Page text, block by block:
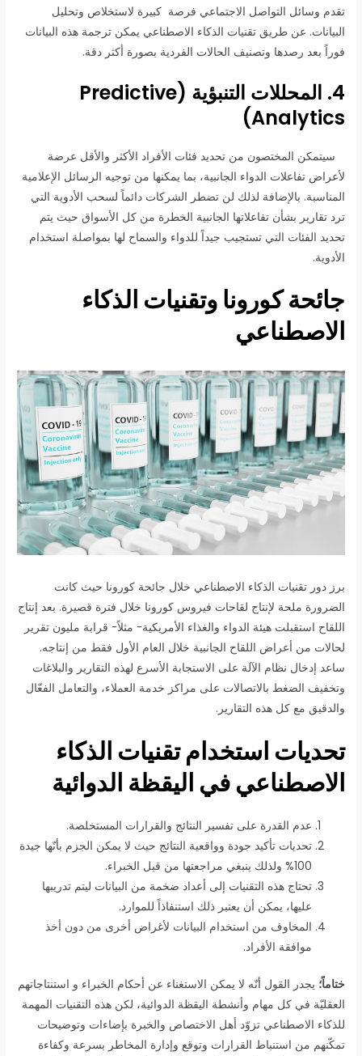
تقدم وسائل التواصل الاجتماعي فرصة كبيرة لاستخلاص وتحليل
البيانات. عن طريق تقنيات الذكاء الاصطناعي يمكن ترجمة هذه البيانات
فوراً بعد رصدها وتصنيف الحالات الفردية بصورة أكثر دقة.
4. المحللات التنبؤية (Predictive
Analytics)
سيتمكن المختصون من تحديد فئات الأفراد الأكثر والأقل عرضة
لأعراض تفاعلات الدواء الجانبية، بما يمكنها من توجيه الرسائل الإعلامية
المناسبة. بالإضافة لذلك لن تضطر الشركات دائماً لسحب الأدوية التي
ترد تقارير بشأن تفاعلاتها الجانبية الخطرة من كل الأسواق حيث يتم
تحديد الفئات التي تستجيب جيداً للدواء والسماح لها بمواصلة استخدام
الأدوية.
جائحة كورونا وتقنيات الذكاء
الاصطناعي
برز دور تقنيات الذكاء الاصطناعي خلال جائحة كورونا حيث كانت
الضرورة ملحة لإنتاج لقاحات فيروس كورونا خلال فترة قصيرة. بعد إنتاج
اللقاح استقبلت هيئة الدواء والغذاء الأمريكية- مثلاً- قرابة مليون تقرير
لحالات من أعراض اللقاح الجانبية خلال العام الأول فقط من إنتاجه.
ساعد إدخال نظام الآلة على الاستجابة الأسرع لهذه التقارير والبلاغات
وتخفيف الضغط بالاتصالات على مراكز خدمة العملاء، والتعامل الفعّال
والدقيق مع كل هذه التقارير.
تحديات استخدام تقنيات الذكاء
الاصطناعي في اليقظة الدوائية
عدم القدرة على تفسير النتائج والقرارات المستخلصة.
تحديات تأكيد جودة وواقعية النتائج حيث لا يمكن الجزم بأنّها جيدة
100% ولذلك ينبغي مراجعتها من قبل الخبراء.
تحتاج هذه التقنيات إلى أعداد ضخمة من البيانات ليتم تدريبها
عليها، يمكن أن يعتبر ذلك استنفاذاً للموارد.
المخاوف من استخدام البيانات لأغراض أخرى من دون أخذ
موافقة الأفراد.
ختاماً؛ يجدر القول أنّه لا يمكن الاستغناء عن أحكام الخبراء و استنتاجاتهم
العقليّة في كل مهام وأنشطة اليقظة الدوائية، لكن هذه التقنيات المهمة
للذكاء الاصطناعي تزوّد أهل الاختصاص والخبرة بإضاءات وتوضيحات
تمكّنهم من استنباط القرارات وتوقع وإدارة المخاطر بسرعة وكفاءة